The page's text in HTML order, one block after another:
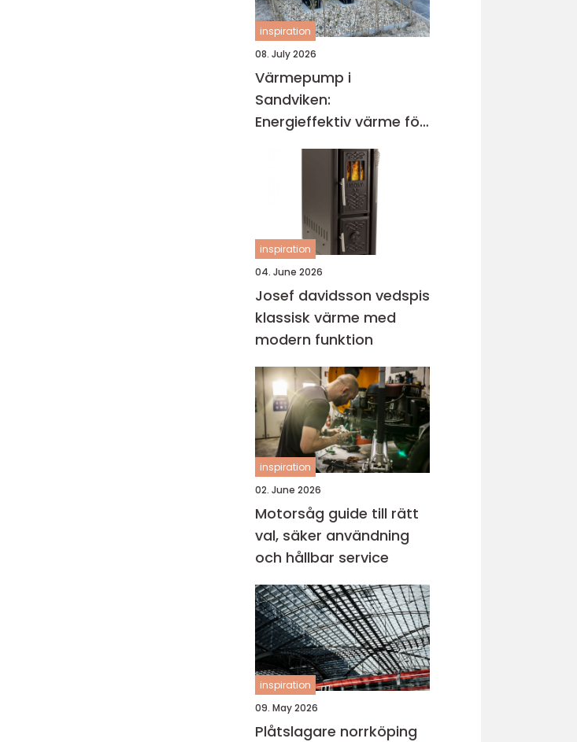
inspiration
08. July 2026
Värmepump i
Sandviken:
Energieffektiv värme för
villa och fastighet
inspiration
04. June 2026
Josef davidsson vedspis
klassisk värme med
modern funktion
inspiration
02. June 2026
Motorsåg guide till rätt
val, säker användning
och hållbar service
inspiration
09. May 2026
Plåtslagare norrköping